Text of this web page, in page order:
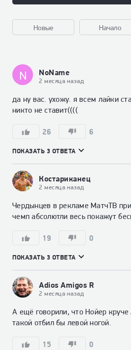
Новые Начало
N NoName
2 месяца назад
да ну вас. ухожу. я всем лайки
никто не ставит((((
26 6
ПОКАЗАТЬ 3 ОТВЕТА
Костариканец
2 месяца назад
Чердынцев в рекламе МатчТВ
чемп абсолютли весь покажут
19 0
ПОКАЗАТЬ 3 ОТВЕТА
Adiоs Amigos R
2 месяца назад
А ещё говорили, что Нойер
такой отбил бы левой ногой.
15 0